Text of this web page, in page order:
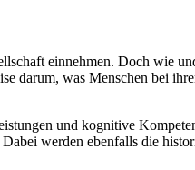
einnehmen. Doch wie
darum, was Menschen bei
und kognitive
werden ebenfalls die